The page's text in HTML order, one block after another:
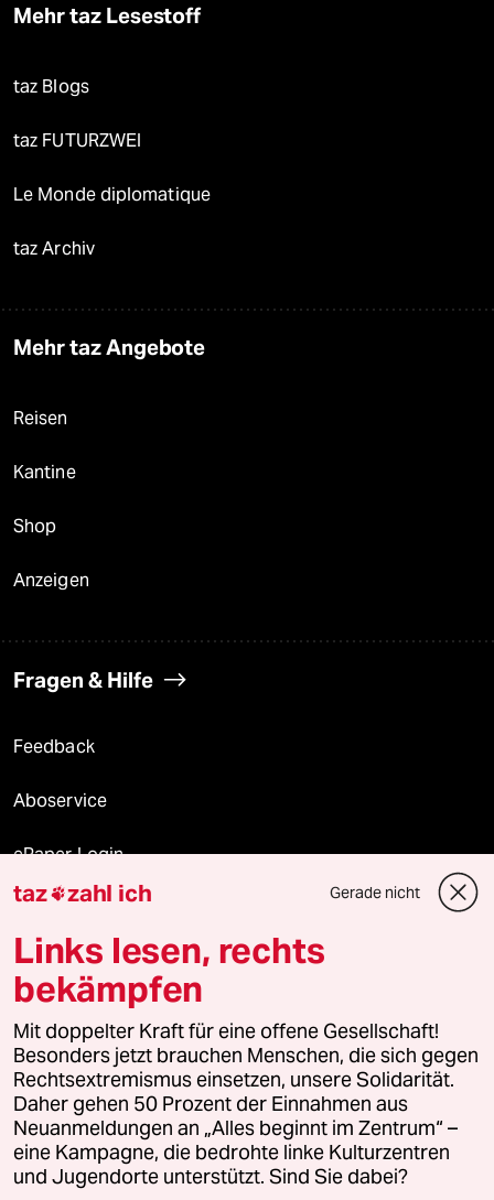
Mehr taz Lesestoff
taz Blogs
taz FUTURZWEI
Le Monde diplomatique
taz Archiv
Mehr taz Angebote
Reisen
Kantine
Shop
Anzeigen
Fragen & Hilfe
Feedback
Aboservice
ePaper Login
Downloads für Abonnierende
© 2026 taz Verlags und Vertriebs GmbH
Alle Rechte vorbehalten. Bei rechtlichen Fragen oder für Genehmigungen
wenden Sie sich bitte an lizenzen@taz.de
Feedback Redaktionsstatut Kommune-Richtlinien
Leitlinie Informant Datenschutz Impressum AGB
taz zahl ich Gerade nicht
Links lesen, rechts
bekämpfen
Mit doppelter Kraft für eine offene Gesellschaft!
Besonders jetzt brauchen Menschen, die sich gegen
Rechtsextremismus einsetzen, unsere Solidarität.
Daher gehen 50 Prozent der Einnahmen aus
Neuanmeldungen an „Alles beginnt im Zentrum“ –
eine Kampagne, die bedrohte linke Kulturzentren
und Jugendorte unterstützt. Sind Sie dabei?